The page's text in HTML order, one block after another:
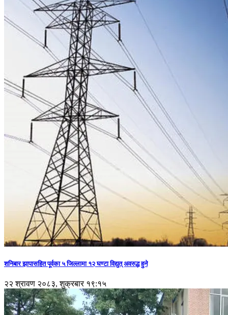
शनिबार झापासहित पूर्वका ५ जिल्लामा १२ घण्टा विद्युत् अवरुद्ध हुने
२२ श्रावण २०८३, शुक्रबार १९:१५